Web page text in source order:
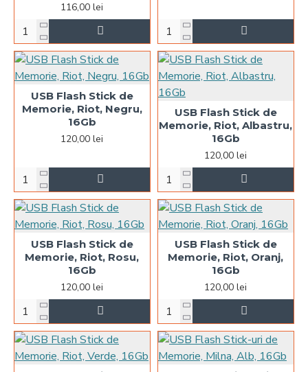
116,00 lei
USB Flash Stick de
Memorie, Riot, Negru,
16Gb
120,00 lei
USB Flash Stick de
Memorie, Riot, Albastru,
16Gb
120,00 lei
USB Flash Stick de
Memorie, Riot, Rosu,
16Gb
120,00 lei
USB Flash Stick de
Memorie, Riot, Oranj,
16Gb
120,00 lei